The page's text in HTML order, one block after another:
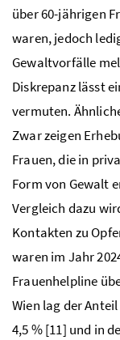
über 60-jährigen
waren, jedoch
Gewaltvorfälle
Diskrepanz lässt
vermuten.
Zwar zeigen
Frauen, die in
Form von Gewalt
Vergleich dazu
Kontakten zu
waren im Jahr
Frauenhelpline
Wien lag der
4,5 % [11] und in